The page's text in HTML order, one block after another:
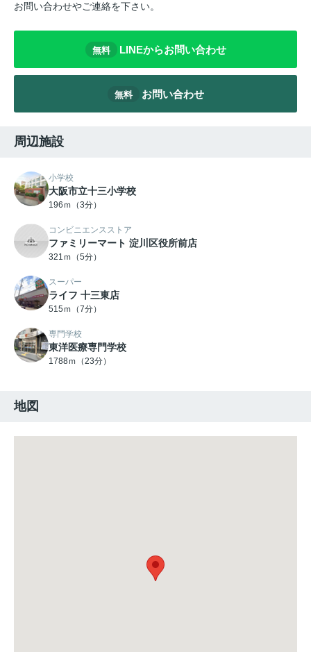
お問い合わせやご連絡を下さい。
無料 LINEからお問い合わせ
無料 お問い合わせ
周辺施設
小学校
大阪市立十三小学校
196ｍ（3分）
コンビニエンスストア
ファミリーマート 淀川区役所前店
321ｍ（5分）
スーパー
ライフ 十三東店
515ｍ（7分）
専門学校
東洋医療専門学校
1788ｍ（23分）
地図